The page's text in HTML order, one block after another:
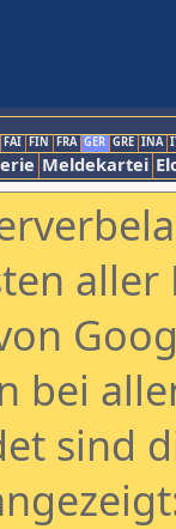
FAI FIN FRA GER GRE INA
Meldekartei
aller
bei
sind